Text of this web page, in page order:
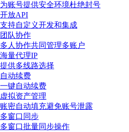
为账号提供安全环境杜绝封号
开放API
支持自定义开发和集成
团队协作
多人协作共同管理多账户
海量代理IP
提供多线路选择
自动续费
一键自动续费
虚拟资产管理
账密自动填充避免账号泄露
多窗口同步
多窗口批量同步操作